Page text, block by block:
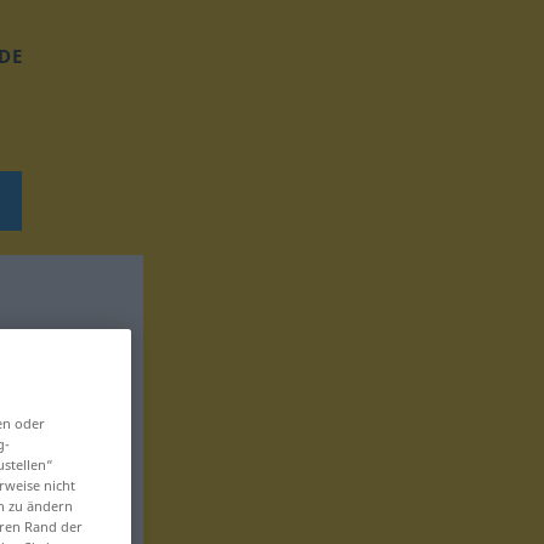
DE
oder
nicht
zu ändern
Rand der